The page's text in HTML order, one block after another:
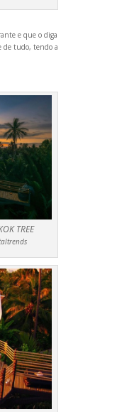
e que o diga
de tudo, tendo a
TREE